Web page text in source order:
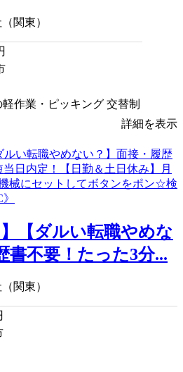
関東）
作業・ピッキング 交替制
詳細を表示
】【ダルい転職やめな
書不要！たった3分...
関東）